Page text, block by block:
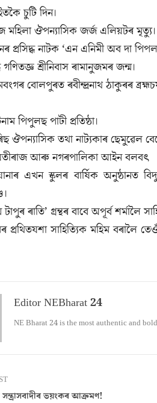
চুটি দিন।
মহিলা ঔপন্যাসিক জর্জ এলিয়টৰ মৃত্যু।
প্ৰসিদ্ধ নাটক ‘এন এনিমী অব দা
গণিতজ্ঞ শ্রীনিবাস ৰামানুজমৰ জন্ম।
বোলপুৰত ৰবীন্দ্ৰনাথ ঠাকুৰৰ
পিপুলছ পাটী প্রতিষ্ঠা।
ঔপন্যাসিক তথা নাট্যকাৰ ছেমুৱেল
আৰু নগৰপালিকা আইন বলবৎ
এখন স্কুলৰ বাৰ্ষিক অনুষ্ঠানত
ৰাতি’ গ্রন্থৰ বাবে অপূৰ্ব শৰ্মালৈ
সাহিত্যিক মহিম বৰালৈ
Editor NEBharat 24
NE Bharat 24 is the most authentic and
ভয়ংকৰ আক্ৰমণ!